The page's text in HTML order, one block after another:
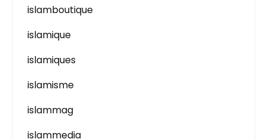
islamboutique
islamique
islamiques
islamisme
islammag
islammedia